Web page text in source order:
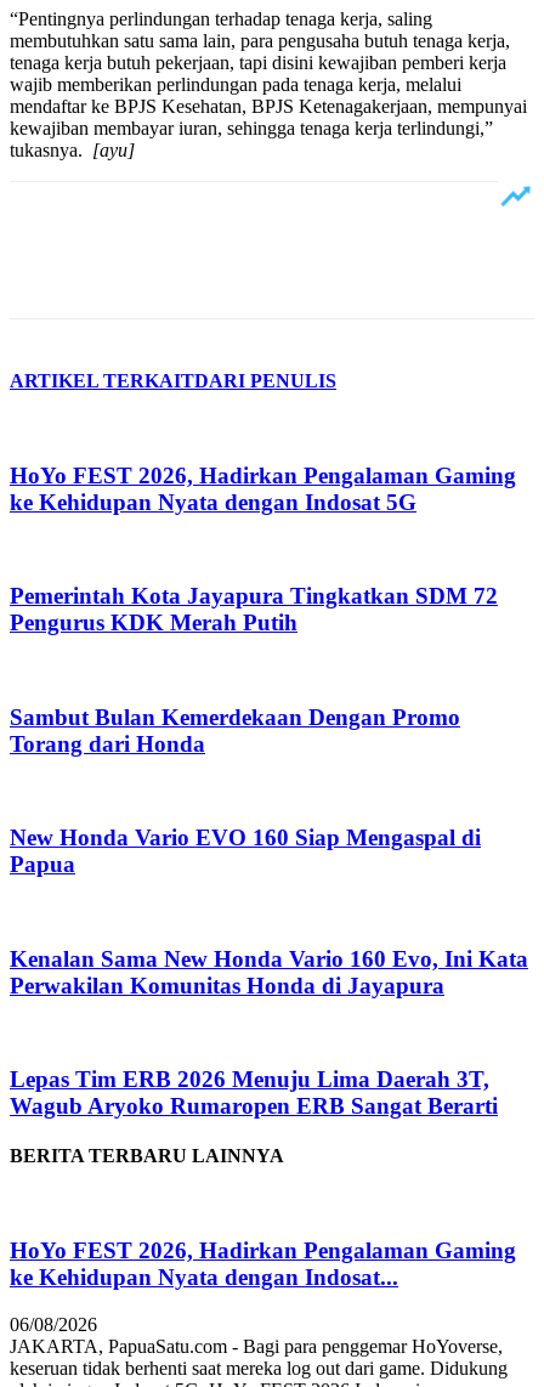
“Pentingnya perlindungan terhadap tenaga kerja, saling
membutuhkan satu sama lain, para pengusaha butuh tenaga kerja,
tenaga kerja butuh pekerjaan, tapi disini kewajiban pemberi kerja
wajib memberikan perlindungan pada tenaga kerja, melalui
mendaftar ke BPJS Kesehatan, BPJS Ketenagakerjaan, mempunyai
kewajiban membayar iuran, sehingga tenaga kerja terlindungi,”
tukasnya. [ayu]
ARTIKEL TERKAITDARI PENULIS
HoYo FEST 2026, Hadirkan Pengalaman Gaming
ke Kehidupan Nyata dengan Indosat 5G
Pemerintah Kota Jayapura Tingkatkan SDM 72
Pengurus KDK Merah Putih
Sambut Bulan Kemerdekaan Dengan Promo
Torang dari Honda
New Honda Vario EVO 160 Siap Mengaspal di
Papua
Kenalan Sama New Honda Vario 160 Evo, Ini Kata
Perwakilan Komunitas Honda di Jayapura
Lepas Tim ERB 2026 Menuju Lima Daerah 3T,
Wagub Aryoko Rumaropen ERB Sangat Berarti
BERITA TERBARU LAINNYA
HoYo FEST 2026, Hadirkan Pengalaman Gaming
ke Kehidupan Nyata dengan Indosat...
06/08/2026
JAKARTA, PapuaSatu.com - Bagi para penggemar HoYoverse,
keseruan tidak berhenti saat mereka log out dari game. Didukung